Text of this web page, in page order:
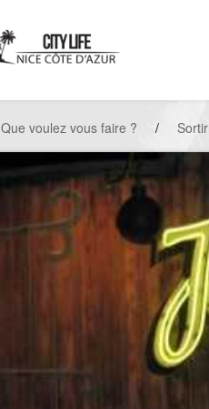
Que voulez vous faire ? / Sortir